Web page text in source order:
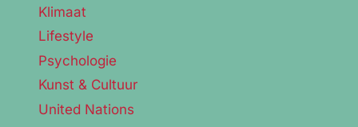
Klimaat
Lifestyle
Psychologie
Kunst & Cultuur
United Nations